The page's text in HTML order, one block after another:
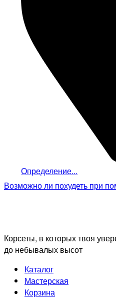
Определение...
Возможно ли похудеть при
Корсеты, в которых твоя
до небывалых высот
Каталог
Мастерская
Корзина